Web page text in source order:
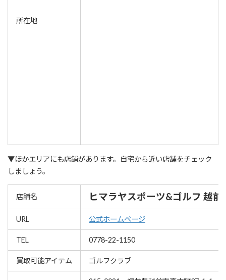
所在地
▼ほかエリアにも店舗があります。自宅から近い店舗をチェック
しましょう。
店舗名 ヒマラヤスポーツ&ゴルフ 越前
URL 公式ホームページ
TEL 0778-22-1150
買取可能アイテム ゴルフクラブ